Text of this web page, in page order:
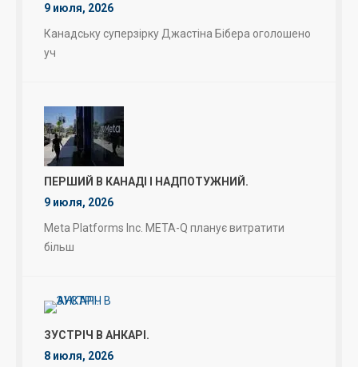
9 июля, 2026
Канадську суперзірку Джастіна Бібера оголошено
уч
ПЕРШИЙ В КАНАДІ І НАДПОТУЖНИЙ.
9 июля, 2026
Meta Platforms Inc. META-Q планує витратити
більш
ЗУСТРІЧ В АНКАРІ.
8 июля, 2026